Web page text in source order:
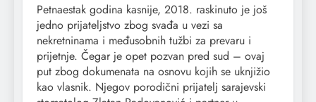
Petnaestak godina kasnije, 2018. raskinuto je još
jedno prijateljstvo zbog svađa u vezi sa
nekretninama i međusobnih tužbi za prevaru i
prijetnje. Čegar je opet pozvan pred sud – ovaj
put zbog dokumenata na osnovu kojih se uknjižio
kao vlasnik. Njegov porodični prijatelj sarajevski